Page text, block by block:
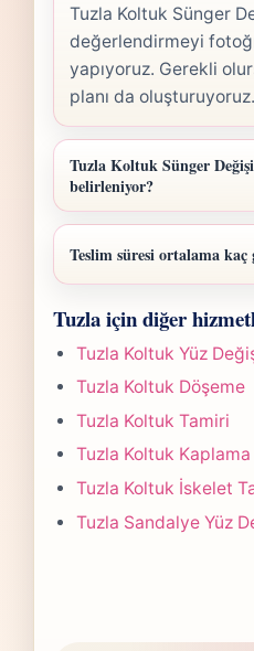
Tuzla Koltuk Sünger
değerlendirmeyi
yapıyoruz. Gerekli
planı da oluşturuyoruz.
Tuzla Koltuk Sünger
belirleniyor?
Tuzla Koltuk Sünger
malzeme sınıfı,
planına göre
gönderdiğinizde
paylaşırız.
Teslim süresi ortalama
yapılan işlemin
Çoğu projede 5-7 iş
olası değişikliği
Tuzla için diğer
Tuzla Koltuk Yüz
Tuzla Koltuk Döşeme
Tuzla Koltuk Tamiri
Tuzla Koltuk Kaplama
Tuzla Koltuk İskelet
Tuzla Sandalye Yüz